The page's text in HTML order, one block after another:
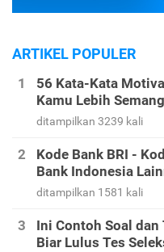
ARTIKEL POPULER
56 Kata-Kata
Kamu Lebih
ditampilkan 3239 kali
Kode Bank BRI -
Bank Indonesia
ditampilkan 1581 kali
Ini Contoh Soal
Biar Lulus Tes